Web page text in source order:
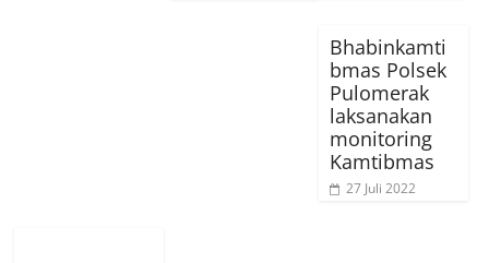
Bhabinkamti
bmas Polsek
Pulomerak
laksanakan
monitoring
Kamtibmas
27 Juli 2022